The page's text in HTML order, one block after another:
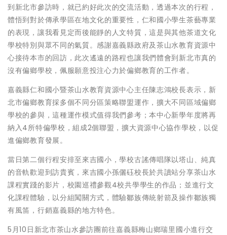
到新北市參訪時，就已約好此次的交流活動，透過本次的行程，
體悟到對於傳承學區在地文化的重要性，仁和國小學生茶藝專業
的表現，讓我看見定而後能靜的人文特質，這是與其他茶道文化
學校特別與眾不同的氣質。感謝嘉義縣政府及茶山水教育資源中
心接待本市的回訪，此次遙遠的路程也讓我們體會到新北市真的
沒有偏鄉學校，佩服願意投注心力於偏鄉教育的工作者。
嘉義縣仁和國小暨茶山水教育資源中心主任陳志鴻校長表示，新
北市偏鄉教育採多個不同分區策略聯盟運作，擴大不同區域偏鄉
學校的參與，這種運作模式值得我們參考；本中心新學年度將再
納入4所特偏學校，組成2個聯盟，擴大資源中心協作學校，以促
進偏鄉教育發展。
當日第二個行程安排至來吉國小，學校古謠傳唱隊以塔山、純真
的音軌歡迎到訪貴賓，來吉國小孫儷砡校長於共讀站分享茶山水
課程實踐的影片，校園巡禮參觀4校共學學生的作品；並進行文
化課程體驗，以分組闖關方式，體驗鄒族傳統射箭及操作鄒族獨
有風笛，行銷嘉義縣的地方特色。
5月10日新北市茶山水參訪團前往嘉義縣梅山鄉瑞里國小進行交